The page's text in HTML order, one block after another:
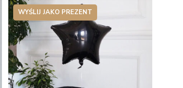
WYŚLIJ JAKO PREZENT